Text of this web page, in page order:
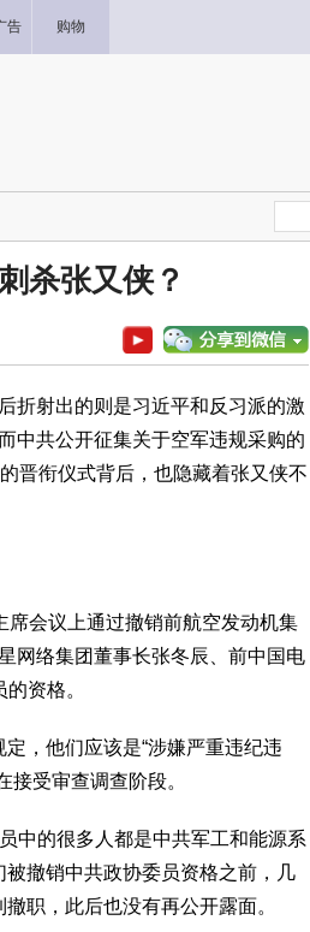
告 购物
杀张又侠？
折射出的则是习近平和反习派的激
中共公开征集关于空军违规采购的
晋衔仪式背后，也隐藏着张又侠不
会议上通过撤销前航空发动机集
网络集团董事长张冬辰、前中国电
资格。
，他们应该是“涉嫌严重违纪违
接受审查调查阶段。
中的很多人都是中共军工和能源系
被撤销中共政协委员资格之前，几
职，此后也没有再公开露面。